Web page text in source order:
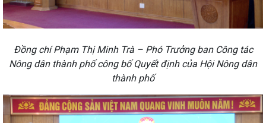
Đồng chí Phạm Thị Minh Trà – Phó Trưởng ban Công tác
Nông dân thành phố công bố Quyết định của Hội Nông dân
thành phố